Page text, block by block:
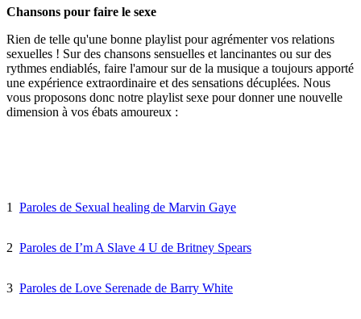
Chansons pour faire le sexe
Rien de telle qu'une bonne playlist pour agrémenter vos relations
sexuelles ! Sur des chansons sensuelles et lancinantes ou sur des
rythmes endiablés, faire l'amour sur de la musique a toujours apporté
une expérience extraordinaire et des sensations décuplées. Nous
vous proposons donc notre playlist sexe pour donner une nouvelle
dimension à vos ébats amoureux :
1 Paroles de Sexual healing de Marvin Gaye
2 Paroles de I’m A Slave 4 U de Britney Spears
3 Paroles de Love Serenade de Barry White